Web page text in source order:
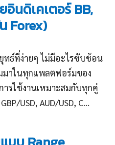
นดิเคเตอร์ BB,
Forex)
ทธ์ที่ง่ายๆ ไม่มีอะไรซับช้อน
มาในทุกแพลตฟอร์มของ
ารใช้งานเหมาะสมกับทุกคู่
USD, AUD/USD, C...